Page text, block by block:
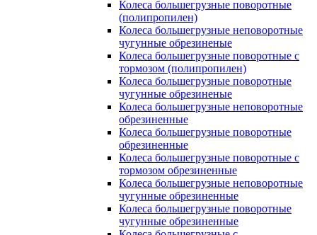
Колеса большегрузные поворотные
(полипропилен)
Колеса большегрузные неповоротные
чугунные обрезиненые
Колеса большегрузные поворотные с
тормозом (полипропилен)
Колеса большегрузные поворотные
чугунные обрезиненые
Колеса большегрузные неповоротные
обрезиненные
Колеса большегрузные поворотные
обрезиненные
Колеса большегрузные поворотные с
тормозом обрезиненные
Колеса большегрузные неповоротные
чугунные обрезиненные
Колеса большегрузные поворотные
чугунные обрезиненные